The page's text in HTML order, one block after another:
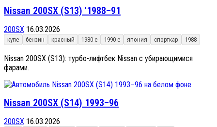
Nissan 200SX (S13) '1988–91
200SX 16.03.2026
купе бензин красный 1980-е 1990-е япония спорткар 1988
Nissan 200SX (S13): турбо-лифтбек Nissan с убирающимися
фарами.
Nissan 200SX (S14) 1993–96
200SX 16.03.2026